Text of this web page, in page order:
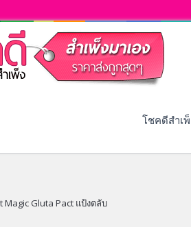
โชคดีสำเพ็
Magic Gluta Pact แป้งตลับ